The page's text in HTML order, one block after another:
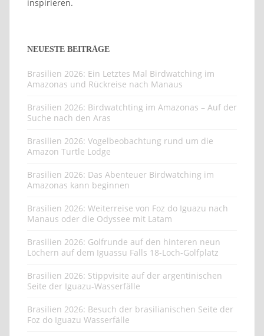
inspirieren.
NEUESTE BEITRÄGE
Brasilien 2026: Ein Letztes Mal Birdwatching im
Amazonas und Rückreise nach Manaus
Brasilien 2026: Birdwatchting im Amazonas – Auf der
Suche nach den Aras
Brasilien 2026: Vogelbeobachtung rund um die
Amazon Turtle Lodge
Brasilien 2026: Das Abenteuer Birdwatching im
Amazonas kann beginnen
Brasilien 2026: Weiterreise von Foz do Iguazu nach
Manaus oder die Odyssee mit Latam
Brasilien 2026: Golfrunde auf den hinteren neun
Löchern auf dem Iguassu Falls 18-Loch-Golfplatz
Brasilien 2026: Stippvisite auf der argentinischen
Seite der Iguazu-Wasserfälle
Brasilien 2026: Besuch der brasilianischen Seite der
Foz do Iguazu Wasserfälle